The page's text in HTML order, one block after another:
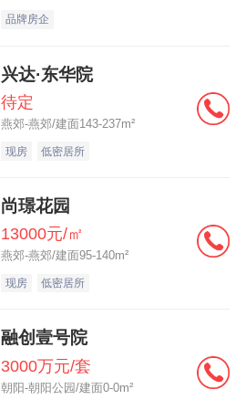
品牌房企
兴达·东华院
待定
燕郊-燕郊/建面143-237m²
现房 低密居所
尚璟花园
13000元/㎡
燕郊-燕郊/建面95-140m²
现房 低密居所
融创壹号院
3000万元/套
朝阳-朝阳公园/建面0-0m²